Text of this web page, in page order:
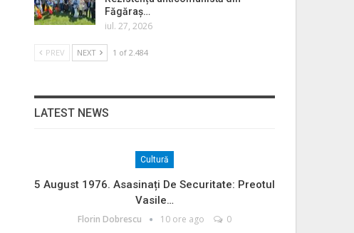
Făgăraș…
iul. 27, 2026
PREV NEXT 1 of 2.484
LATEST NEWS
Cultură
5 August 1976. Asasinați De Securitate: Preotul
Vasile…
Florin Dobrescu 10 ore ago 0